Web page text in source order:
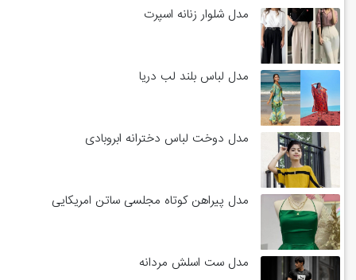
مدل شلوار زنانه اسپرت
مدل لباس بلند لب دریا
مدل دوخت لباس دخترانه ابروبادی
مدل پیراهن کوتاه مجلسی ساتن امریکایی
مدل ست اسلش مردانه